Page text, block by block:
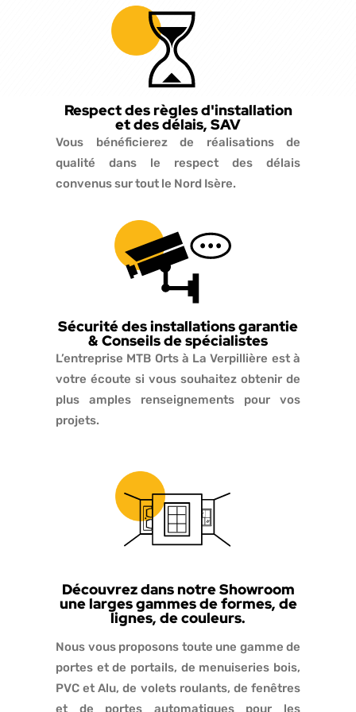
Respect des règles d'installation
et des délais, SAV
Vous bénéficierez de réalisations de
qualité dans le respect des délais
convenus sur tout le Nord Isère.
Sécurité des installations garantie
& Conseils de spécialistes
L’entreprise MTB Orts à La Verpillière est à
votre écoute si vous souhaitez obtenir de
plus amples renseignements pour vos
projets.
Découvrez dans notre Showroom
une larges gammes de formes, de
lignes, de couleurs.
Nous vous proposons toute une gamme de
portes et de portails, de menuiseries bois,
PVC et Alu, de volets roulants, de fenêtres
et de portes automatiques pour les